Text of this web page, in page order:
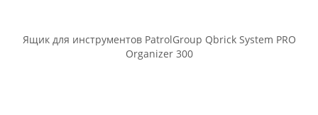
Ящик для инструментов PatrolGroup Qbrick System PRO
Organizer 100